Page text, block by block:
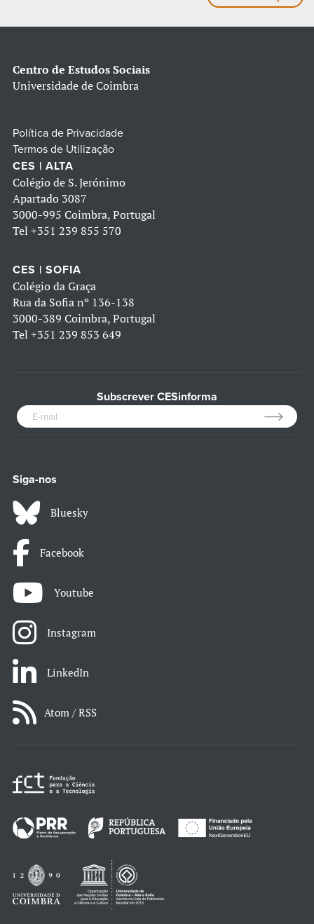
Centro de Estudos Sociais
Universidade de Coimbra
Política de Privacidade
Termos de Utilização
CES | ALTA
Colégio de S. Jerónimo
Apartado 3087
3000-995 Coimbra, Portugal
Tel +351 239 855 570
CES | SOFIA
Colégio da Graça
Rua da Sofia nº 136-138
3000-389 Coimbra, Portugal
Tel +351 239 853 649
Subscrever CESinforma
Siga-nos
Bluesky
Facebook
Youtube
Instagram
LinkedIn
Atom / RSS